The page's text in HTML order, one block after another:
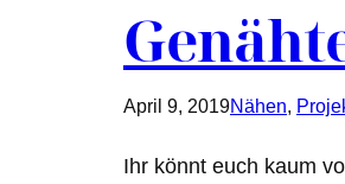
April 9, 2019Nähen,
Ihr könnt euch kaum